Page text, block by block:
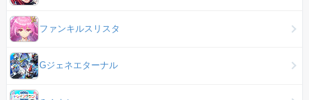
ファンキルスリスタ
Gジェネエターナル